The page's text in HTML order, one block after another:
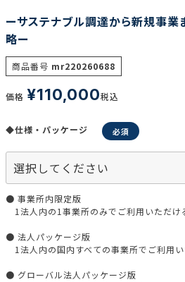
ーサステナブル調達から新規事業
略ー
商品番号 mr220260688
価格 ¥110,000税込
◆仕様・パッケージ
● 事業所内限定版
1法人内の1事業所のみでご利用いただけ
● 法人パッケージ版
1法人内の国内すべての事業所でご利用い
● グローバル法人パッケージ版